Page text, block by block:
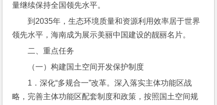
量继续保持全国领先水平。
到2035年，生态环境质量和资源利用效率居于世界
领先水平，海南成为展示美丽中国建设的靓丽名片。
二、重点任务
（一）构建国土空间开发保护制度
1．深化“多规合一”改革。深入落实主体功能区战
略，完善主体功能区配套制度和政策，按照国土空间规